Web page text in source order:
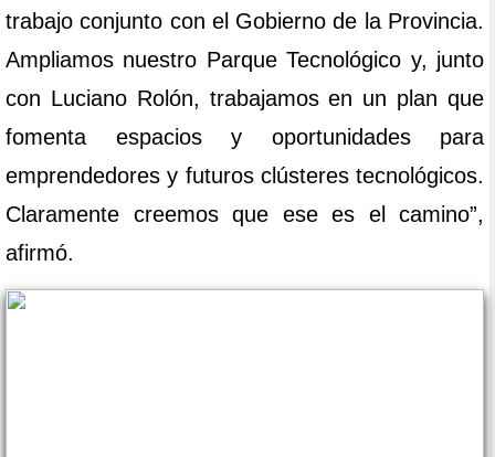
trabajo conjunto con el Gobierno de la Provincia.
Ampliamos nuestro Parque Tecnológico y, junto
con Luciano Rolón, trabajamos en un plan que
fomenta espacios y oportunidades para
emprendedores y futuros clústeres tecnológicos.
Claramente creemos que ese es el camino”,
afirmó.